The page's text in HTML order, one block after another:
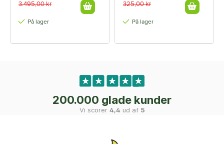
3.495,00 kr
På lager
325,00 kr
På lager
200.000 glade kunder
Vi scorer 4,4 ud af 5